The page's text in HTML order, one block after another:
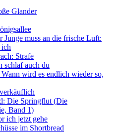
Glander
muss an die frische Luft:
Strafe
schlaf auch du
wird es endlich wieder so,
Die Springflut (Die
Band 1)
ich jetzt gehe
im Shortbread